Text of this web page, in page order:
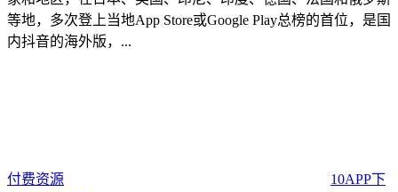
等地，多次登上当地App Store或Google Play总榜的首位，是国
内抖音的海外版，...
付费资源 10APP下